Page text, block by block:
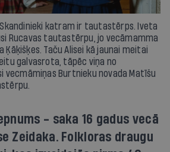
Skandinieki katram ir tautastērps. Iveta
Rucavas tautastērpu, jo vecāmamma
Ķāķišķes. Taču Alisei kā jaunai meitai
galvasrota, tāpēc viņa no
vecmāmiņas Burtnieku novada Matīšu
- saka 16 gadus vecā
Zeidaka. Folkloras draugu